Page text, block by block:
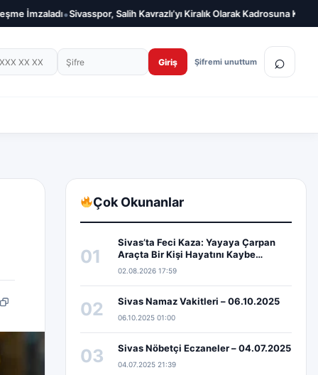
Sivasspor, Salih Kavrazlı’yı Kiralık Olarak Kadrosuna Kattı•Sivasspor,
numarası Şifre Giriş Şifremi unuttum ⌕
Bağlantıyı kopyala
Çok Okunanlar
01
Sivas’ta Feci Kaza: Yayaya Çarpan
Araçta Bir Kişi Hayatını Kaybe…
02.08.2026 17:59
02 Sivas Namaz Vakitleri – 06.10.2025
06.10.2025 01:00
03 Sivas Nöbetçi Eczaneler – 04.07.2025
04.07.2025 21:39